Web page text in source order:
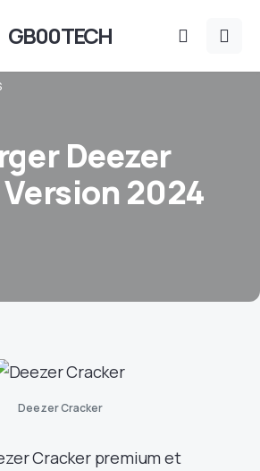
GB00TECH
Deezer
2024
Deezer Cracker
Cracker premium et